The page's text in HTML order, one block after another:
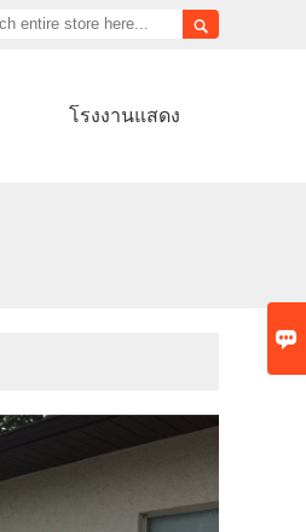


โรงงานแสดง